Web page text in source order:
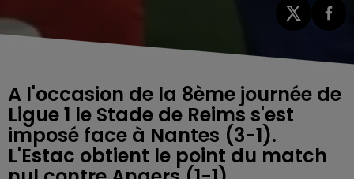
A l'occasion de la 8ème journée de
Ligue 1 le Stade de Reims s'est
imposé face à Nantes (3-1).
L'Estac obtient le point du match